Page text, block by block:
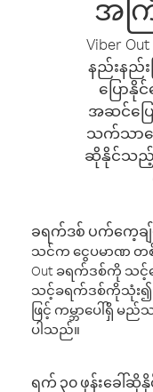
အက
Viber
နည်းနည်း
ပြော
အဆင်ပြ
သက်သာသေ
ဆိုနိုင်သည့်
ခရက်ဒစ် ပက်ကေ့ချ်မ
သင်က ငွေပမာဏ တ
Out ခရက်ဒစ်ကို သ
သင့်ခရက်ဒစ်ကိုသုံး၍
ဖြင့် ကမ္ဘာပေါ်ရှိ
ပါသည်။
ရက် ၃၀ ဖုန်းခေါ်